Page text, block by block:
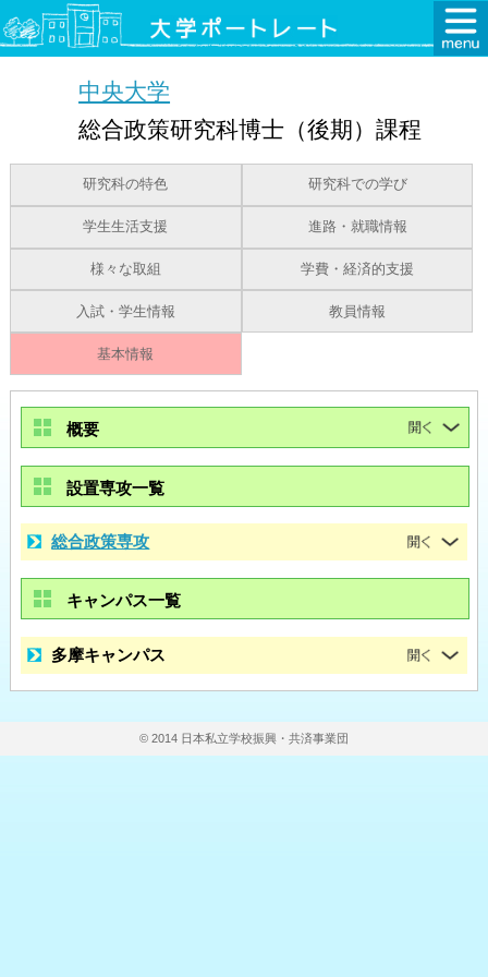
中央大学
総合政策研究科博士（後期）課程
研究科の特色 研究科での学び
学生生活支援 進路・就職情報
様々な取組 学費・経済的支援
入試・学生情報 教員情報
基本情報
概要
設置専攻一覧
総合政策専攻
キャンパス一覧
多摩キャンパス
© 2014 日本私立学校振興・共済事業団